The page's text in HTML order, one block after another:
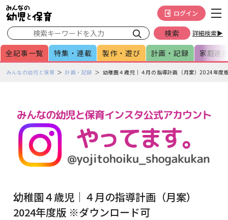
詳細検索▶
ログイン
全記事一覧 特集・連載 製作・遊び 計画・記録 家庭連
ペみんなの幼児と保育 計画・記録 幼稚園４歳児｜４月の指導計画（月案）2024年度
幼稚園４歳児｜４月の指導計画（月案）
2024年度版 ※ダウンロード可